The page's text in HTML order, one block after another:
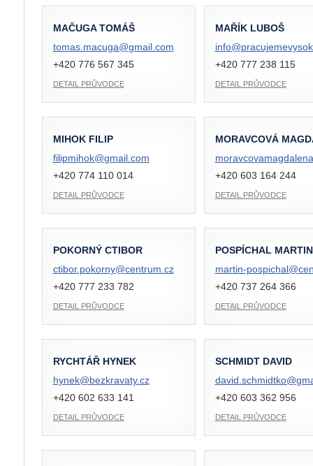
MAČUGA TOMÁŠ
tomas.macuga@gmail.com
+420 776 567 345
DETAIL PRŮVODCE
MAŘÍK LUBOŠ
info@
+420 777 238 115
DETAIL PRŮVODCE
MIHOK FILIP
filipmihok@gmail.com
+420 774 110 014
DETAIL PRŮVODCE
MORAVCOVÁ
+420 603 164 244
DETAIL PRŮVODCE
POKORNÝ CTIBOR
ctibor.pokorny@centrum.cz
+420 777 233 782
DETAIL PRŮVODCE
POSPÍCHAL MARTIN
martin-pospichal@
+420 737 264 366
DETAIL PRŮVODCE
RYCHTÁŘ HYNEK
hynek@bezkravaty.cz
+420 602 633 141
DETAIL PRŮVODCE
SCHMIDT DAVID
david.schmidtko@
+420 603 362 956
DETAIL PRŮVODCE